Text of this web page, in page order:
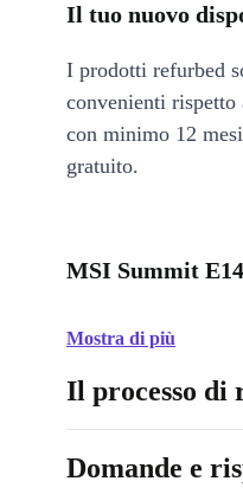
Il tuo nuovo
I prodotti refurbed
convenienti
con minimo 12
gratuito.
MSI Summit
Mostra di più
Il processo di
Domande e